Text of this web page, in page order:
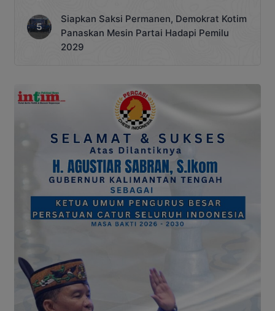
Siapkan Saksi Permanen, Demokrat Kotim
Panaskan Mesin Partai Hadapi Pemilu
2029